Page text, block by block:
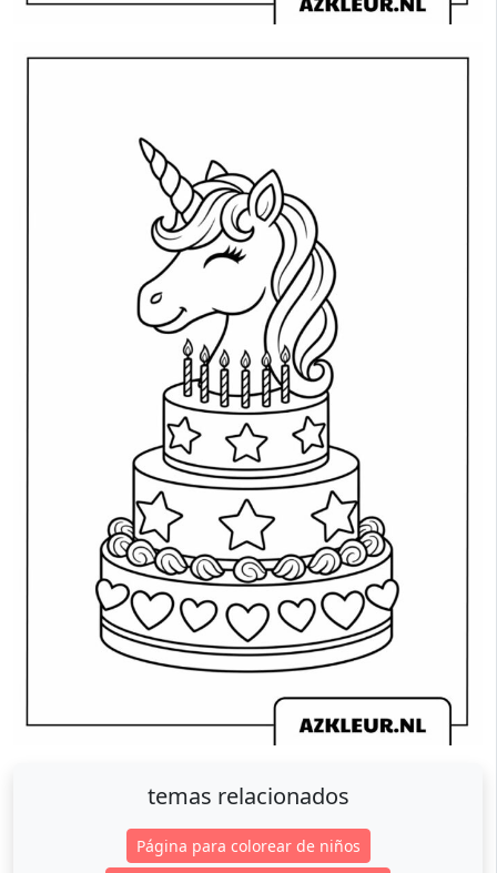
temas relacionados
Página para colorear de niños